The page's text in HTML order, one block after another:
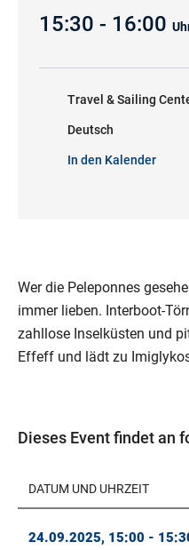
15:30 - 16:00
Travel & Sailing
Deutsch
In den Kalender
Wer die Peleponnes
immer lieben. Interboot-
zahllose Inselküsten und
Effeff und lädt zu
Dieses Event findet an
DATUM UND UHRZEIT
24.09.2025, 15:00 -